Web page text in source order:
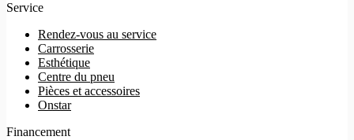
Service
Rendez-vous au service
Carrosserie
Esthétique
Centre du pneu
Pièces et accessoires
Onstar
Financement